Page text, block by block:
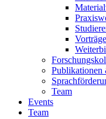
Vorträge
Publikationen
Team
Events
Team